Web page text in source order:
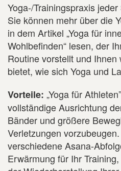
Yoga-/Trainingspraxis
Sie können mehr über die
in dem Artikel „Yoga für
Wohlbefinden“ lesen, der
Routine vorstellt und
bietet, wie sich Yoga und
Vorteile: „Yoga für
vollständige Ausrichtung
Bänder und größere
Verletzungen
verschiedene Asana-
Erwärmung für Ihr